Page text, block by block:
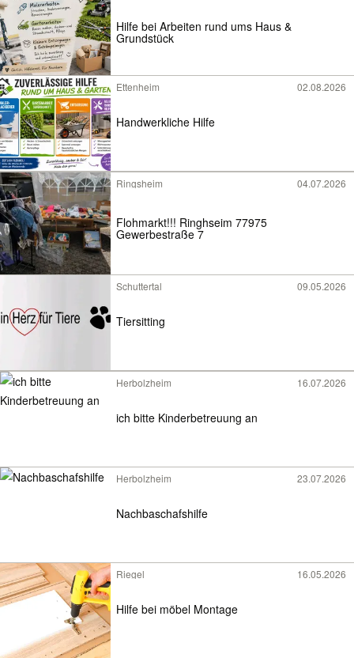
Hilfe bei Arbeiten rund ums Haus &
Grundstück
Ettenheim 02.08.2026
Handwerkliche Hilfe
Ringsheim 04.07.2026
Flohmarkt!!! Ringhseim 77975
Gewerbestraße 7
Schuttertal 09.05.2026
Tiersitting
Herbolzheim 16.07.2026
ich bitte Kinderbetreuung an
Herbolzheim 23.07.2026
Nachbaschafshilfe
Riegel 16.05.2026
Hilfe bei möbel Montage